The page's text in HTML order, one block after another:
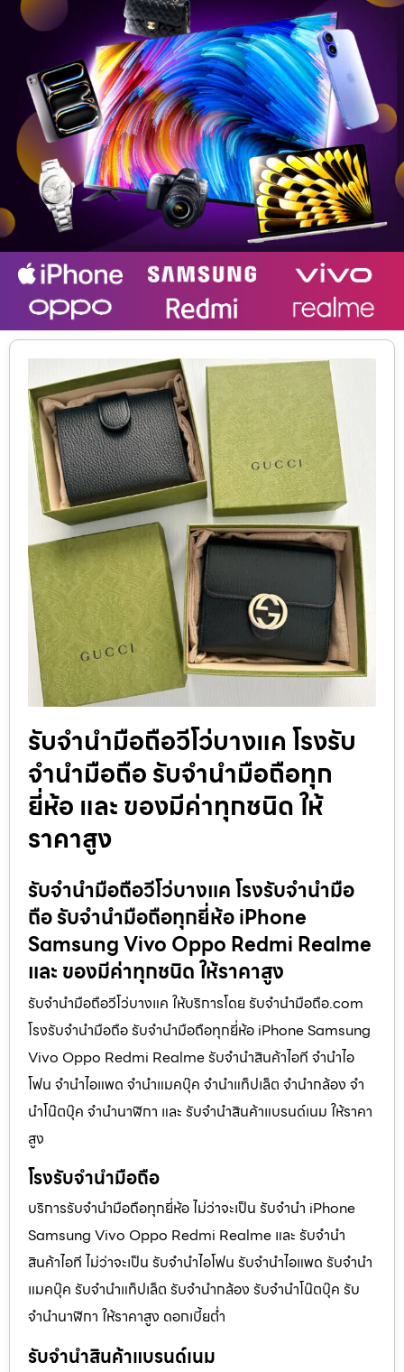
รับจำนำมือถือวีโว่บางแค โรงรับ
จำนำมือถือ รับจำนำมือถือทุก
ยี่ห้อ และ ของมีค่าทุกชนิด ให้
ราคาสูง
รับจำนำมือถือวีโว่บางแค โรงรับจำนำมือ
ถือ รับจำนำมือถือทุกยี่ห้อ iPhone
Samsung Vivo Oppo Redmi Realme
และ ของมีค่าทุกชนิด ให้ราคาสูง
รับจำนำมือถือวีโว่บางแค ให้บริการโดย รับจํานํามือถือ.com
โรงรับจำนำมือถือ รับจำนำมือถือทุกยี่ห้อ iPhone Samsung
Vivo Oppo Redmi Realme รับจำนำสินค้าไอที จำนำไอ
โฟน จำนำไอแพด จำนำแมคบุ๊ค จำนำแท็ปเล็ต จำนำกล้อง จำ
นำโน๊ตบุ๊ค จำนำนาฬิกา และ รับจำนำสินค้าแบรนด์เนม ให้ราคา
สูง
โรงรับจำนำมือถือ
บริการรับจำนำมือถือทุกยี่ห้อ ไม่ว่าจะเป็น รับจำนำ iPhone
Samsung Vivo Oppo Redmi Realme และ รับจำนำ
สินค้าไอที ไม่ว่าจะเป็น รับจำนำไอโฟน รับจำนำไอแพด รับจำนำ
แมคบุ๊ค รับจำนำแท็ปเล็ต รับจำนำกล้อง รับจำนำโน๊ตบุ๊ค รับ
จำนำนาฬิกา ให้ราคาสูง ดอกเบี้ยต่ำ
รับจำนำสินค้าแบรนด์เนม